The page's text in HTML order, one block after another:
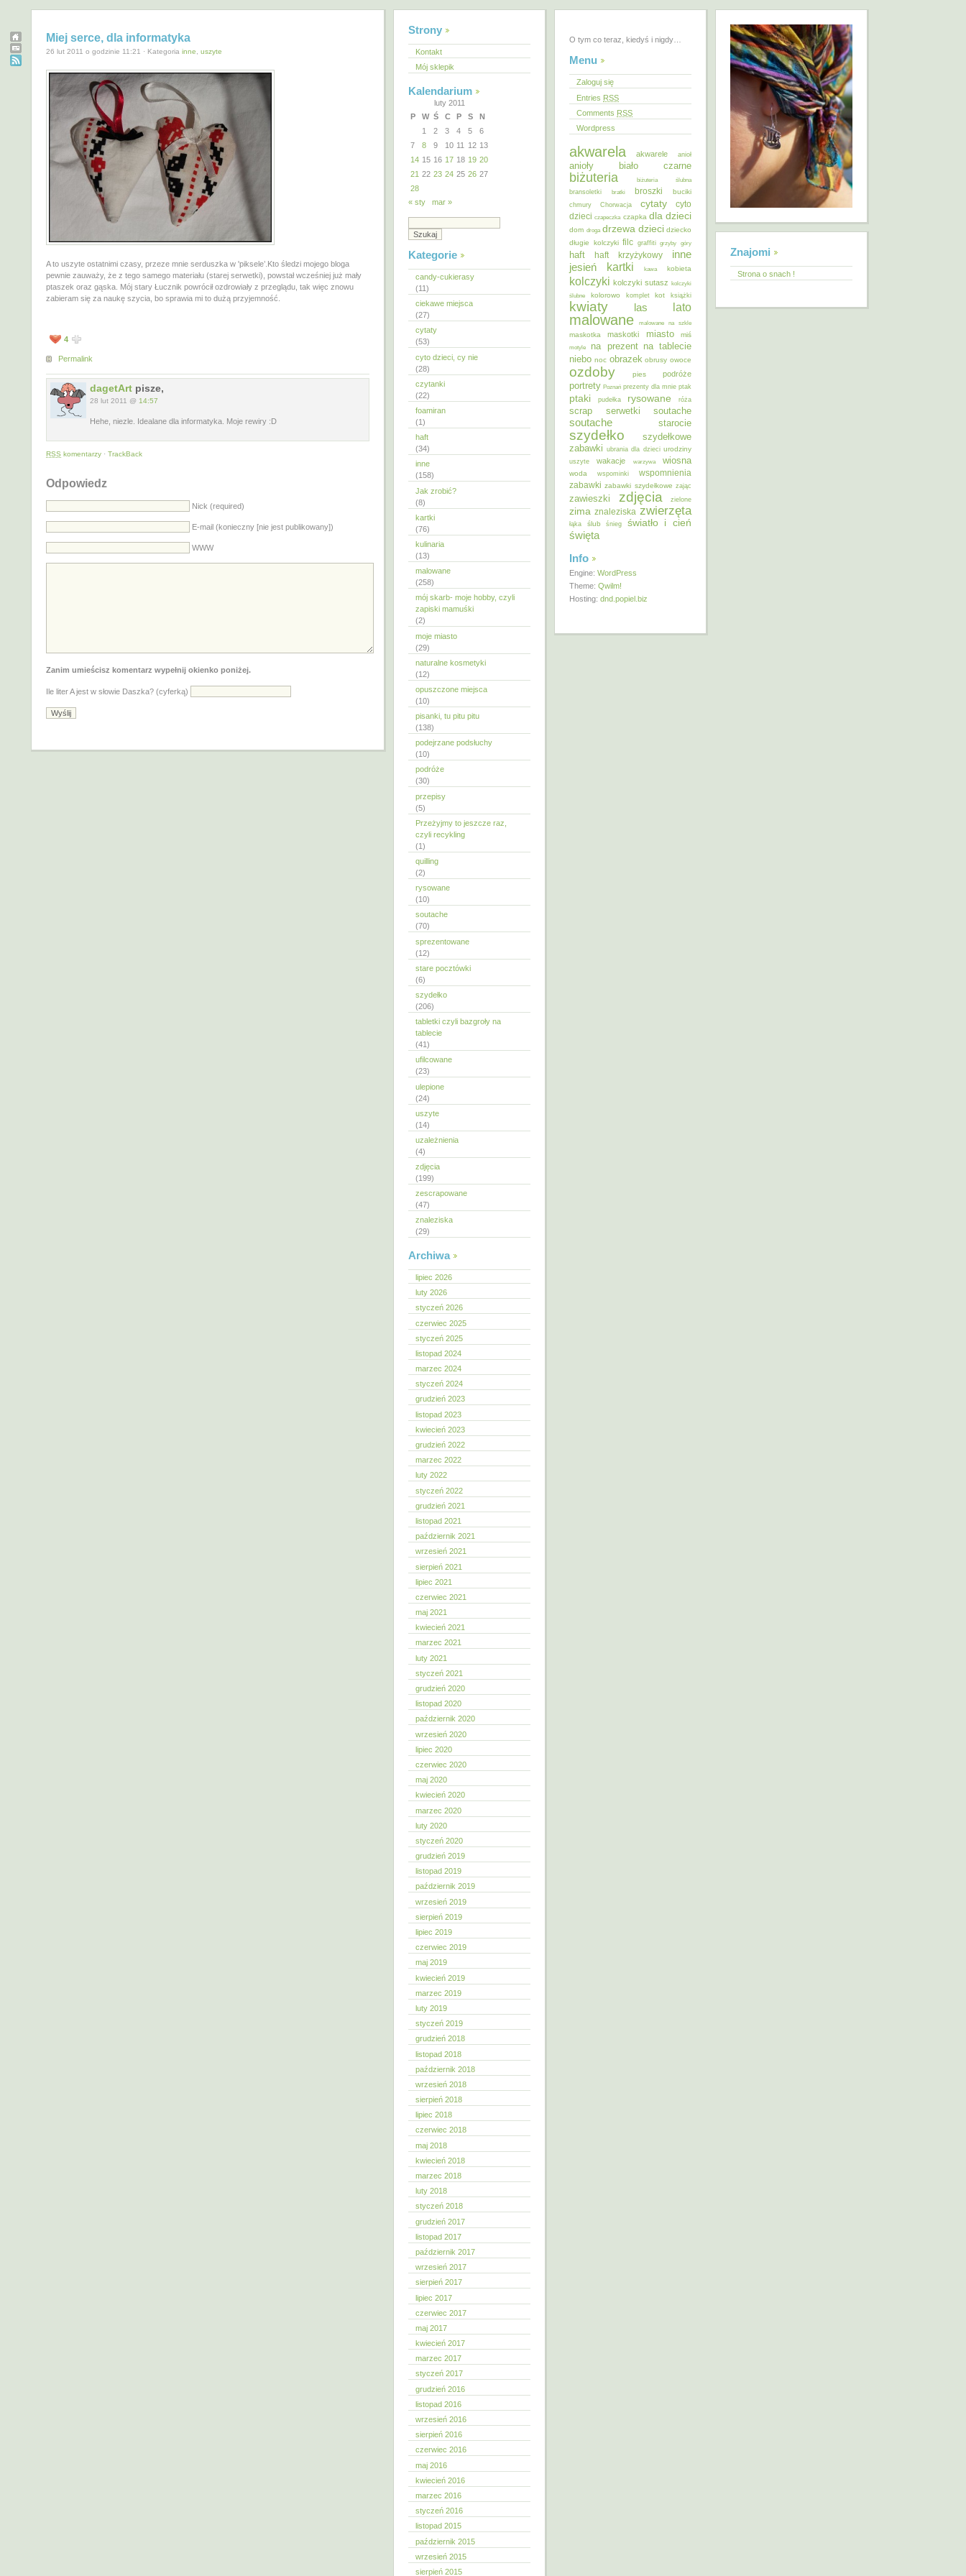
Miej serce, dla informatyka
26 lut 2011 o godzinie 11:21 · Kategoria inne uszyte
A to uszyte ostatnimi czasy, przeze mnie serduszka w 'piksele’.Kto śledzi mojego bloga
pewnie zauważy, że z tego samego materiału (starej serwetki), powstał wcześniej już mały
ptaszek oraz gąska. Mój stary Łucznik powrócił ozdrowiały z przeglądu, tak więc znowu
zabieram się za naukę szycia, bo sprawia mi to dużą przyjemność.
4
Permalink
dagetArt pisze,
28 lut 2011 @ 14:57
Hehe, niezle. Idealane dla informatyka. Moje rewiry :D
RSS komentarzy · TrackBack
Odpowiedz
Nick (required)
E-mail (konieczny [nie jest publikowany])
WWW
Zanim umieścisz komentarz wypełnij okienko poniżej.
Ile liter A jest w słowie Daszka? (cyferką)
Strony
Kontakt
Mój sklepik
Kalendarium
luty 2011
P
W Ś C P S
N
1
2 3 4 5
6
7
8 9 10 11 12 13
14 15 16 17 18 19 20
21 22 23 24 25 26 27
28
« sty
mar »
Kategorie
candy-cukierasy
(11)
ciekawe miejsca
(27)
cytaty
(53)
cyto dzieci, cy nie
(28)
czytanki
(22)
foamiran
(1)
haft
(34)
inne
(158)
Jak zrobić?
(8)
kartki
(76)
kulinaria
(13)
malowane
(258)
mój skarb- moje hobby, czyli
zapiski mamuśki
(2)
moje miasto
(29)
naturalne kosmetyki
(12)
opuszczone miejsca
(10)
pisanki, tu pitu pitu
(138)
podejrzane podsłuchy
(10)
podróże
(30)
przepisy
(5)
Przeżyjmy to jeszcze raz,
czyli recykling
(1)
quilling
(2)
rysowane
(10)
soutache
(70)
sprezentowane
(12)
stare pocztówki
(6)
szydełko
(206)
tabletki czyli bazgroły na
tablecie
(41)
ufilcowane
(23)
ulepione
(24)
uszyte
(14)
uzależnienia
(4)
zdjęcia
(199)
zescrapowane
(47)
znaleziska
(29)
Archiwa
lipiec 2026
luty 2026
styczeń 2026
czerwiec 2025
styczeń 2025
listopad 2024
marzec 2024
styczeń 2024
grudzień 2023
listopad 2023
kwiecień 2023
grudzień 2022
marzec 2022
luty 2022
styczeń 2022
grudzień 2021
listopad 2021
październik 2021
wrzesień 2021
sierpień 2021
lipiec 2021
czerwiec 2021
maj 2021
kwiecień 2021
marzec 2021
luty 2021
styczeń 2021
grudzień 2020
listopad 2020
październik 2020
wrzesień 2020
lipiec 2020
czerwiec 2020
maj 2020
kwiecień 2020
marzec 2020
luty 2020
styczeń 2020
grudzień 2019
listopad 2019
październik 2019
wrzesień 2019
sierpień 2019
lipiec 2019
czerwiec 2019
maj 2019
kwiecień 2019
marzec 2019
luty 2019
styczeń 2019
grudzień 2018
listopad 2018
październik 2018
wrzesień 2018
sierpień 2018
lipiec 2018
czerwiec 2018
maj 2018
kwiecień 2018
marzec 2018
luty 2018
styczeń 2018
grudzień 2017
listopad 2017
październik 2017
wrzesień 2017
sierpień 2017
lipiec 2017
czerwiec 2017
maj 2017
kwiecień 2017
marzec 2017
styczeń 2017
grudzień 2016
listopad 2016
wrzesień 2016
sierpień 2016
czerwiec 2016
maj 2016
kwiecień 2016
marzec 2016
styczeń 2016
listopad 2015
październik 2015
wrzesień 2015
sierpień 2015
O tym co teraz, kiedyś i nigdy…
Menu
Zaloguj się
Entries RSS
Comments RSS
Wordpress
akwarela akwarele anioł
anioły biało czarne
biżuteria
biżuteria ślubna
bransoletki
bratki broszki buciki
chmury Chorwacja cytaty
cyto
dzieci czapeczka czapka dla dzieci
dom droga drzewa dzieci dziecko
długie kolczyki filc graffiti grzyby góry
haft haft krzyżykowy inne
jesień kartki kawa kobieta
kolczyki kolczyki sutasz kolczyki
ślubne
kolorowo komplet kot książki
kwiaty las lato
malowane malowane na szkle
maskotka maskotki miasto miś
motyle na prezent na tablecie
niebo noc obrazek obrusy owoce
ozdoby pies podróże
portrety Poznań prezenty dla mnie ptak
ptaki pudełka rysowane róża
scrap serwetki soutache
soutache starocie
szydełko
szydełkowe
zabawki ubrania dla dzieci urodziny
uszyte wakacje warzywa wiosna
woda wspominki
wspomnienia
zabawki zabawki szydełkowe zając
zawieszki zdjęcia zielone
zima znaleziska zwierzęta
łąka ślub śnieg światło i cień
święta
Info
Engine: WordPress
Theme: Qwilm!
Hosting: dnd.popiel.biz
Znajomi
Strona o snach !